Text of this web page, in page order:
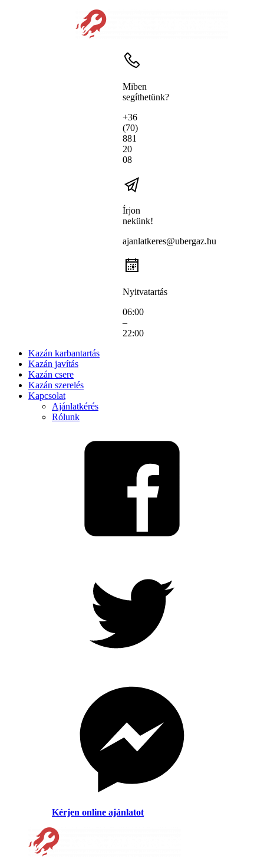
Miben
segíthetünk?
+36
(70)
881
20
08
Írjon
nekünk!
ajanlatkeres@ubergaz.hu
Nyitvatartás
06:00
–
22:00
Kazán karbantartás
Kazán javítás
Kazán csere
Kazán szerelés
Kapcsolat
Ajánlatkérés
Rólunk
Kérjen online ajánlatot